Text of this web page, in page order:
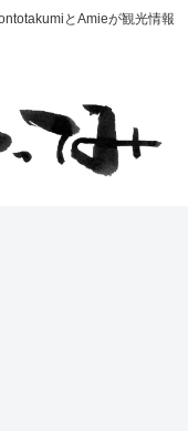
とAmieが観光情報